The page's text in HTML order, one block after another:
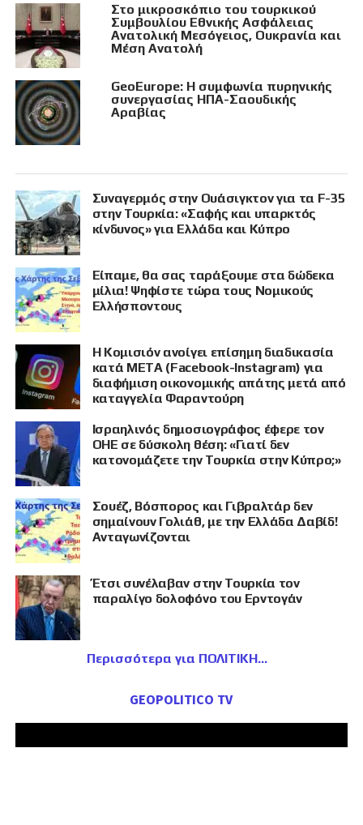
Στο μικροσκόπιο του τουρκικού
Συμβουλίου Εθνικής Ασφάλειας
Ανατολική Μεσόγειος, Ουκρανία και
Μέση Ανατολή
GeoEurope: Η συμφωνία πυρηνικής
συνεργασίας ΗΠΑ-Σαουδικής
Αραβίας
Συναγερμός στην Ουάσιγκτον για τα F-35
στην Τουρκία: «Σαφής και υπαρκτός
κίνδυνος» για Ελλάδα και Κύπρο
Είπαμε, θα σας ταράξουμε στα δώδεκα
μίλια! Ψηφίστε τώρα τους Νομικούς
Ελλήσποντους
Η Κομισιόν ανοίγει επίσημη διαδικασία
κατά META (Facebook-Instagram) για
διαφήμιση οικονομικής απάτης μετά από
καταγγελία Φαραντούρη
Ισραηλινός δημοσιογράφος έφερε τον
ΟΗΕ σε δύσκολη θέση: «Γιατί δεν
κατονομάζετε την Τουρκία στην Κύπρο;»
Σουέζ, Βόσπορος και Γιβραλτάρ δεν
σημαίνουν Γολιάθ, με την Ελλάδα Δαβίδ!
Ανταγωνίζονται
Έτσι συνέλαβαν στην Τουρκία τον
παραλίγο δολοφόνο του Ερντογάν
Περισσότερα για ΠΟΛΙΤΙΚΗ
GEOPOLITICO TV